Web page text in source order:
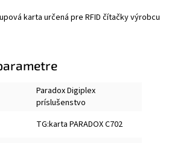
karta určená pre RFID čítačky výrobcu
Paradox Digiplex
príslušenstvo
TG:karta PARADOX C702